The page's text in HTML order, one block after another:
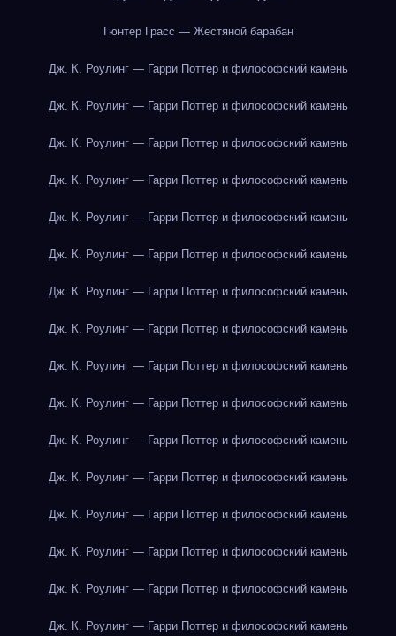
Гюнтер Грасс — Жестяной барабан
Дж. К. Роулинг — Гарри Поттер и философский камень
Дж. К. Роулинг — Гарри Поттер и философский камень
Дж. К. Роулинг — Гарри Поттер и философский камень
Дж. К. Роулинг — Гарри Поттер и философский камень
Дж. К. Роулинг — Гарри Поттер и философский камень
Дж. К. Роулинг — Гарри Поттер и философский камень
Дж. К. Роулинг — Гарри Поттер и философский камень
Дж. К. Роулинг — Гарри Поттер и философский камень
Дж. К. Роулинг — Гарри Поттер и философский камень
Дж. К. Роулинг — Гарри Поттер и философский камень
Дж. К. Роулинг — Гарри Поттер и философский камень
Дж. К. Роулинг — Гарри Поттер и философский камень
Дж. К. Роулинг — Гарри Поттер и философский камень
Дж. К. Роулинг — Гарри Поттер и философский камень
Дж. К. Роулинг — Гарри Поттер и философский камень
Дж. К. Роулинг — Гарри Поттер и философский камень